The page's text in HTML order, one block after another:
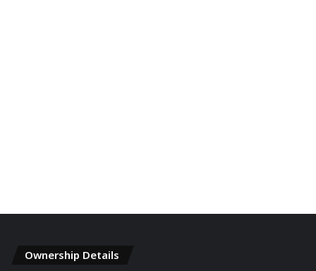
Ownership Details